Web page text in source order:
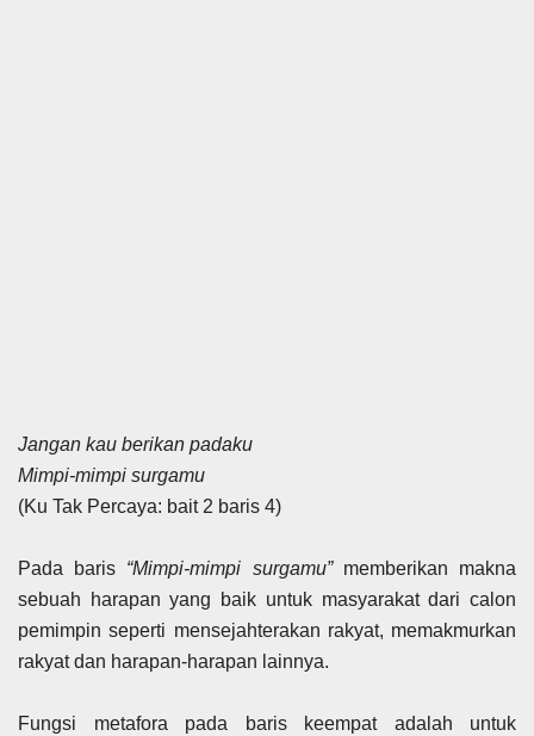
Jangan kau berikan padaku
Mimpi-mimpi surgamu
(Ku Tak Percaya: bait 2 baris 4)
Pada baris “Mimpi-mimpi surgamu”memberikan makna
sebuah harapan yang baik untuk masyarakat dari calon
pemimpin seperti mensejahterakan rakyat, memakmurkan
rakyat dan harapan-harapan lainnya.
Fungsi metafora pada baris keempat adalah untuk